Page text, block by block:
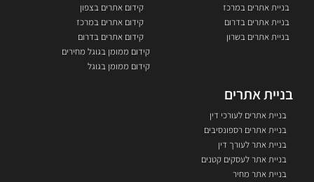
בניית אתרים במרכז
בניית אתרים בדרום
בניית אתרים בשרון
קידום אתרים בצפון
קידום אתרים במרכז
קידום אתרים בדרום
קידום ממומן בגוגל מחירים
קידום ממומן בגוגל
בניית אתרים
בניית אתרים לעורכי דין
בניית אתרים רספונסיבים
בניית אתר לעורך דין
בניית אתר לעסקים קטנים
בניית אתר מחיר